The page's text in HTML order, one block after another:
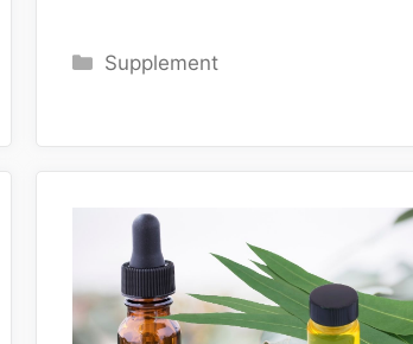
Kategoriler
Supplement